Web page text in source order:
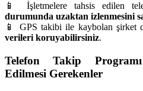
📱 İşletmelere tahsis edilen
durumunda uzaktan izlenmesini
📱 GPS takibi ile kaybolan şirket
verileri koruyabilirsiniz.
Telefon Takip
Edilmesi Gerekenler